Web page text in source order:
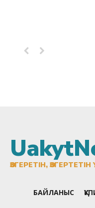
ӨЗГЕРЕТІН,
БАЙЛАНЫС